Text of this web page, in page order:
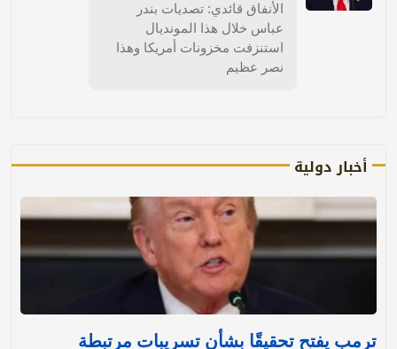
الأنفاق قائدي: تصديات بندر
عباس خلال هذا المونديال
استنزفت مخزونات أمريكا وهذا
نصر عظيم
أخبار دولية
ترمب يفتح تحقيقًا بشأن تسريبات مرتبطة